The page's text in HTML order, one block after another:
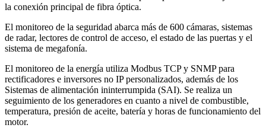
la conexión principal de fibra óptica.
El monitoreo de la seguridad abarca más de 600 cámaras, sistemas
de radar, lectores de control de acceso, el estado de las puertas y el
sistema de megafonía.
El monitoreo de la energía utiliza Modbus TCP y SNMP para
rectificadores e inversores no IP personalizados, además de los
Sistemas de alimentación ininterrumpida (SAI). Se realiza un
seguimiento de los generadores en cuanto a nivel de combustible,
temperatura, presión de aceite, batería y horas de funcionamiento del
motor.